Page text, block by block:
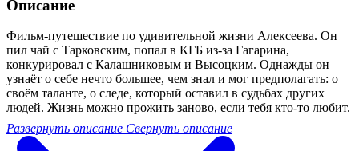
Описание
Фильм-путешествие по удивительной жизни Алексеева. Он
пил чай с Тарковским, попал в КГБ из-за Гагарина,
конкурировал с Калашниковым и Высоцким. Однажды он
узнаёт о себе нечто большее, чем знал и мог предполагать: о
своём таланте, о следе, который оставил в судьбах других
людей. Жизнь можно прожить заново, если тебя кто-то любит.
Развернуть описание Свернуть описание